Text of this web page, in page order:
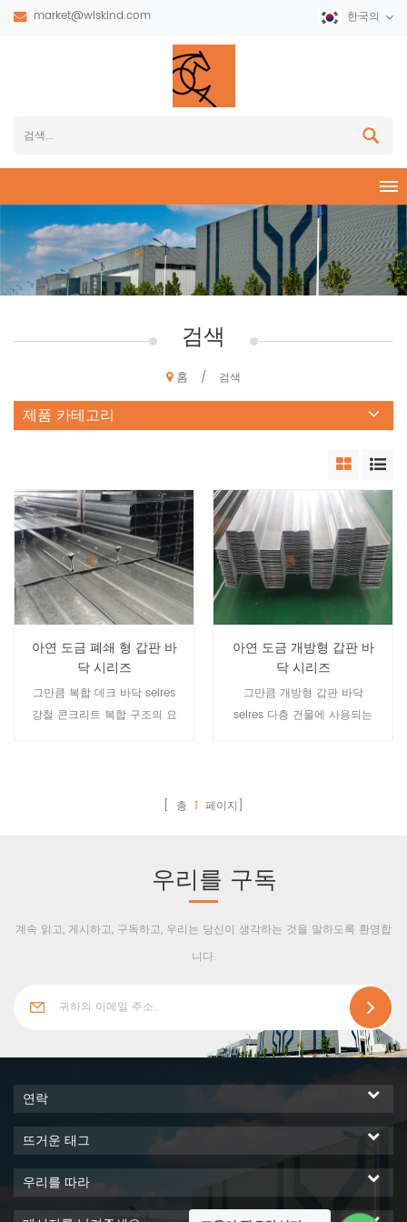
market@wiskind.com 한국의
검색
홈 / 검색
제품 카테고리
아연 도금 폐쇄 형 갑판 바
닥 시리즈
그만큼 복합 데크 바닥 seires
강철 콘크리트 복합 구조의 요
아연 도금 개방형 갑판 바
닥 시리즈
그만큼 개방형 갑판 바닥
seires 다층 건물에 사용되는
[ 총 1 페이지]
우리를 구독
계속 읽고, 게시하고, 구독하고, 우리는 당신이 생각하는 것을 말하도록 환영합
니다.
연락
뜨거운 태그
우리를 따라